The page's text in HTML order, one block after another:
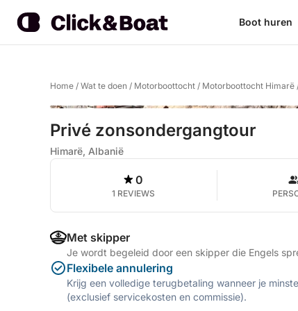
Boot huren
Home / Wat te doen / Motorboottocht / Motorboottocht Himarë
Privé zonsondergangtour
Himarë, Albanië
0
1 REVIEWS
Met skipper
Je wordt begeleid door een skipper die Engels
Flexibele annulering
Krijg een volledige terugbetaling wanneer je
(exclusief servicekosten en commissie).